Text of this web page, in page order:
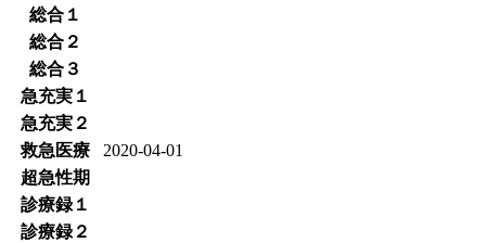
総合１
総合２
総合３
急充実１
急充実２
救急医療
2020-04-01
超急性期
診療録１
診療録２